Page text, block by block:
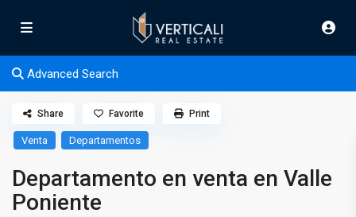
Advanced Search
Venta Departamentos
Departamento en venta en Valle
Poniente
Share Favorite Print